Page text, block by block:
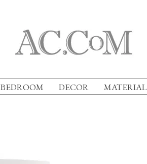
BEDROOM DECOR MATERIAL